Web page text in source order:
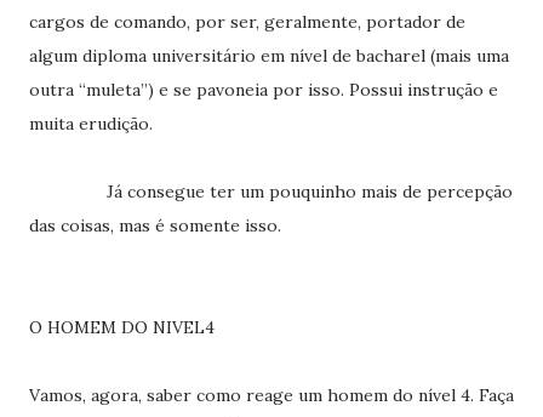
cargos de comando, por ser, geralmente, portador de
algum diploma universitário em nível de bacharel (mais uma
outra “muleta”) e se pavoneia por isso. Possui instrução e
muita erudição.
Já consegue ter um pouquinho mais de percepção
das coisas, mas é somente isso.
O HOMEM DO NIVEL4
Vamos, agora, saber como reage um homem do nível 4. Faça